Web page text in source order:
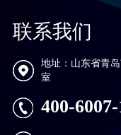
联系我们
地址：山东省青
室
400-